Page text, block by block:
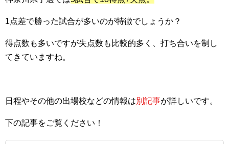
1点差で勝った試合が多いのが特徴でしょうか？
得点数も多いですが失点数も比較的多く、打ち合いを制し
てきていますね。
日程やその他の出場校などの情報は別記事が詳しいです。
下の記事をご覧ください！